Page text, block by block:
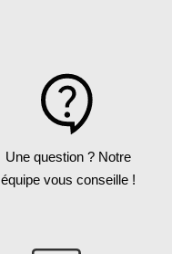
Une question ? Notre
équipe vous conseille !